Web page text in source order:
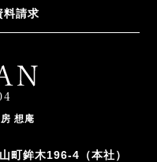
料請求
想庵
町鉾木196-4（本社）